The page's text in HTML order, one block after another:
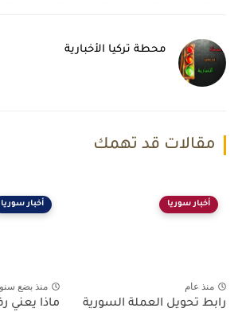
محطة تركيا الأخبارية
مقالات قد تهمك
أخبار سوريا
منذ عام
رابط تحويل العملة السورية
أخبار سوريا
منذ بضع
ماذا يعني